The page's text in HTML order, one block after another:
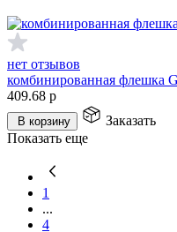
нет отзывов
комбинированная флешка
409.68 р
В корзину
Заказать
Показать еще
1
...
4